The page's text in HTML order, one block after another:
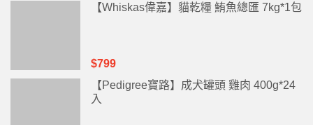
【Whiskas偉嘉】貓乾糧 鮪魚總匯 7kg*1包
$799
【Pedigree寶路】成犬罐頭 雞肉 400g*24
入